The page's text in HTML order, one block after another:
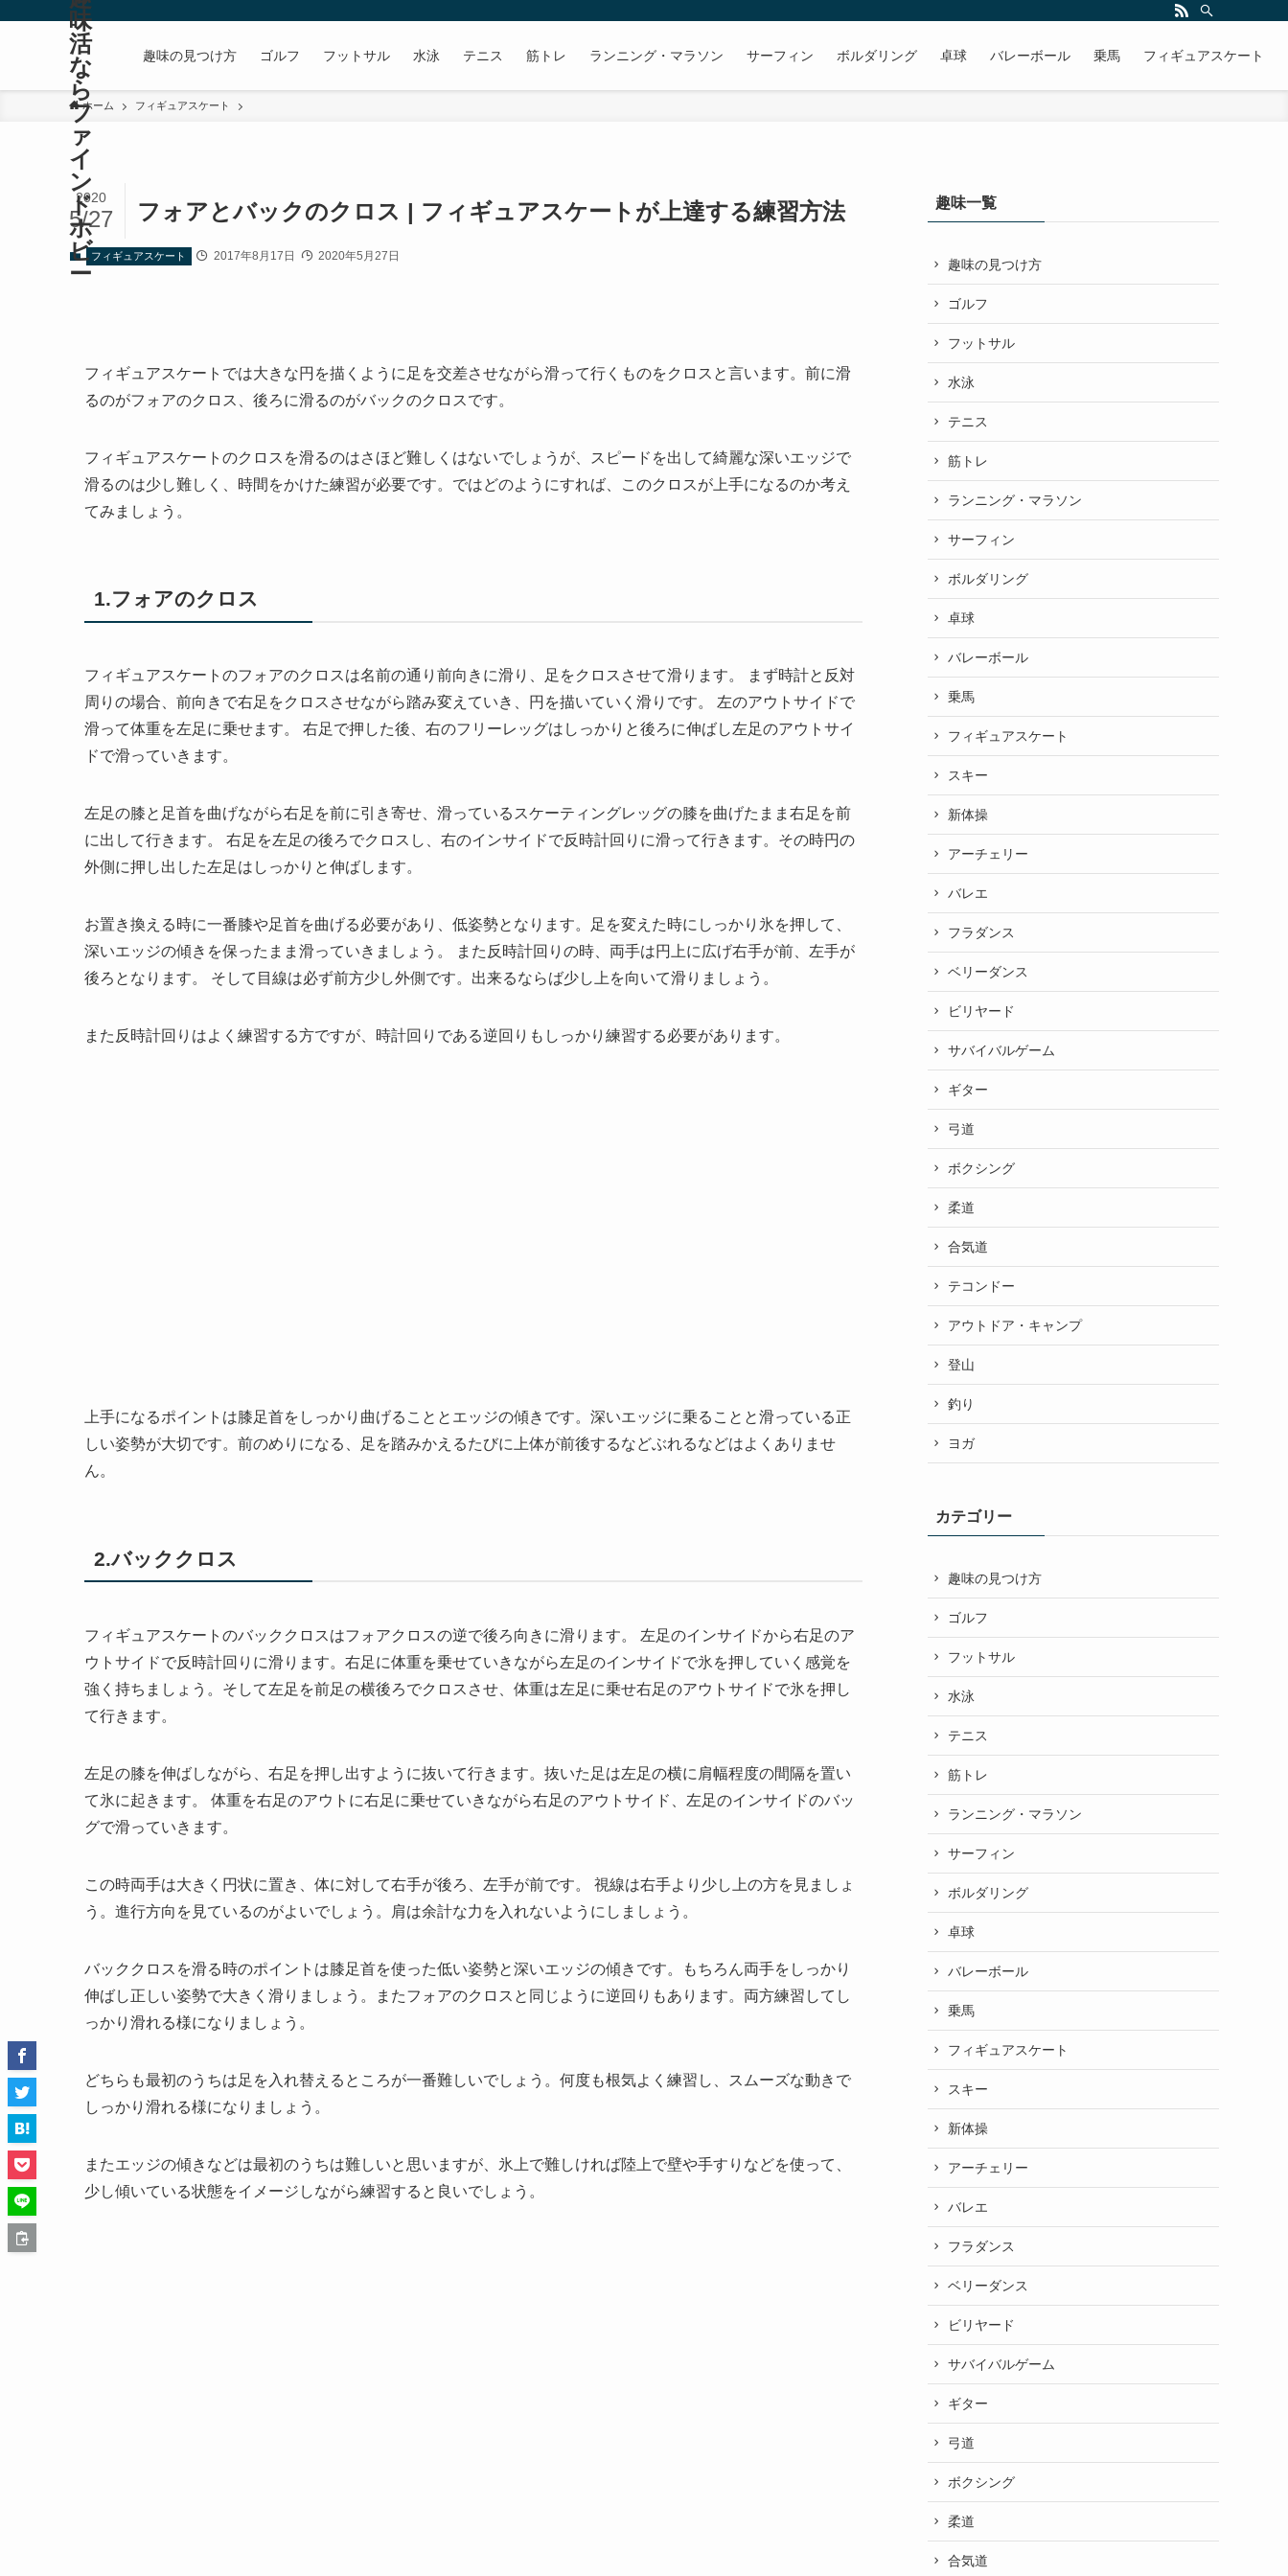
味
活
な
ら
フ
ァ
イ
ン
ド
ホ
ビ
ー
趣味の見つけ方 ゴルフ フットサル 水泳 テニス 筋トレ ランニング・マラソン サーフィン ボルダリング 卓球 バレーボール 乗馬 フィギュアスケート
ホーム フィギュアスケート
フォアとバックのクロス | フィギュアスケートが上達する練習方法
2020
5/27
フィギュアスケート 2017年8月17日 2020年5月27日
フィギュアスケートでは大きな円を描くように足を交差させながら滑って行くものをクロスと言います。前に滑
るのがフォアのクロス、後ろに滑るのがバックのクロスです。
フィギュアスケートのクロスを滑るのはさほど難しくはないでしょうが、スピードを出して綺麗な深いエッジで
滑るのは少し難しく、時間をかけた練習が必要です。ではどのようにすれば、このクロスが上手になるのか考え
てみましょう。
1.フォアのクロス
フィギュアスケートのフォアのクロスは名前の通り前向きに滑り、足をクロスさせて滑ります。 まず時計と反対
周りの場合、前向きで右足をクロスさせながら踏み変えていき、円を描いていく滑りです。 左のアウトサイドで
滑って体重を左足に乗せます。 右足で押した後、右のフリーレッグはしっかりと後ろに伸ばし左足のアウトサイ
ドで滑っていきます。
左足の膝と足首を曲げながら右足を前に引き寄せ、滑っているスケーティングレッグの膝を曲げたまま右足を前
に出して行きます。 右足を左足の後ろでクロスし、右のインサイドで反時計回りに滑って行きます。その時円の
外側に押し出した左足はしっかりと伸ばします。
お置き換える時に一番膝や足首を曲げる必要があり、低姿勢となります。足を変えた時にしっかり氷を押して、
深いエッジの傾きを保ったまま滑っていきましょう。 また反時計回りの時、両手は円上に広げ右手が前、左手が
後ろとなります。 そして目線は必ず前方少し外側です。出来るならば少し上を向いて滑りましょう。
また反時計回りはよく練習する方ですが、時計回りである逆回りもしっかり練習する必要があります。
上手になるポイントは膝足首をしっかり曲げることとエッジの傾きです。深いエッジに乗ることと滑っている正
しい姿勢が大切です。前のめりになる、足を踏みかえるたびに上体が前後するなどぶれるなどはよくありませ
ん。
2.バッククロス
フィギュアスケートのバッククロスはフォアクロスの逆で後ろ向きに滑ります。 左足のインサイドから右足のア
ウトサイドで反時計回りに滑ります。右足に体重を乗せていきながら左足のインサイドで氷を押していく感覚を
強く持ちましょう。そして左足を前足の横後ろでクロスさせ、体重は左足に乗せ右足のアウトサイドで氷を押し
て行きます。
左足の膝を伸ばしながら、右足を押し出すように抜いて行きます。抜いた足は左足の横に肩幅程度の間隔を置い
て氷に起きます。 体重を右足のアウトに右足に乗せていきながら右足のアウトサイド、左足のインサイドのバッ
グで滑っていきます。
この時両手は大きく円状に置き、体に対して右手が後ろ、左手が前です。 視線は右手より少し上の方を見ましょ
う。進行方向を見ているのがよいでしょう。肩は余計な力を入れないようにしましょう。
バッククロスを滑る時のポイントは膝足首を使った低い姿勢と深いエッジの傾きです。もちろん両手をしっかり
伸ばし正しい姿勢で大きく滑りましょう。またフォアのクロスと同じように逆回りもあります。両方練習してし
っかり滑れる様になりましょう。
どちらも最初のうちは足を入れ替えるところが一番難しいでしょう。何度も根気よく練習し、スムーズな動きで
しっかり滑れる様になりましょう。
またエッジの傾きなどは最初のうちは難しいと思いますが、氷上で難しければ陸上で壁や手すりなどを使って、
少し傾いている状態をイメージしながら練習すると良いでしょう。
趣味一覧
趣味の見つけ方
ゴルフ
フットサル
水泳
テニス
筋トレ
ランニング・マラソン
サーフィン
ボルダリング
卓球
バレーボール
乗馬
フィギュアスケート
スキー
新体操
アーチェリー
バレエ
フラダンス
ベリーダンス
ビリヤード
サバイバルゲーム
ギター
弓道
ボクシング
柔道
合気道
テコンドー
アウトドア・キャンプ
登山
釣り
ヨガ
カテゴリー
趣味の見つけ方
ゴルフ
フットサル
水泳
テニス
筋トレ
ランニング・マラソン
サーフィン
ボルダリング
卓球
バレーボール
乗馬
フィギュアスケート
スキー
新体操
アーチェリー
バレエ
フラダンス
ベリーダンス
ビリヤード
サバイバルゲーム
ギター
弓道
ボクシング
柔道
合気道